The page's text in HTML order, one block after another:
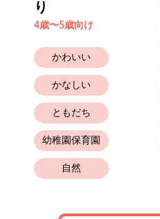
り
4歳〜5歳向け
かわいい
かなしい
ともだち
幼稚園保育園
自然